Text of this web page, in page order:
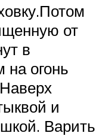
от
в
на огонь
и
Варить